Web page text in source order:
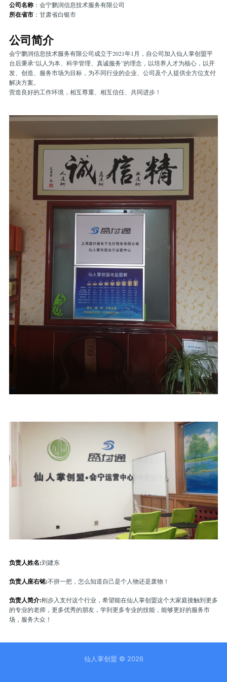
公司名称：会宁鹏润信息技术服务有限公司
所在省市：甘肃省白银市
公司简介
会宁鹏润信息技术服务有限公司成立于2021年1月，自公司加入仙人掌创盟平
台后秉承“以人为本、科学管理、真诚服务”的理念，以培养人才为核心，以开
发、创造、服务市场为目标，为不同行业的企业、公司及个人提供全方位支付
解决方案。
营造良好的工作环境，相互尊重、相互信任、共同进步！
负责人姓名:刘建东
负责人座右铭:不拼一把，怎么知道自己是个人物还是废物！
负责人简介:刚步入支付这个行业，希望能在仙人掌创盟这个大家庭接触到更多
的专业的老师，更多优秀的朋友，学到更多专业的技能，能够更好的服务市
场，服务大众！
仙人掌创盟 © 2026